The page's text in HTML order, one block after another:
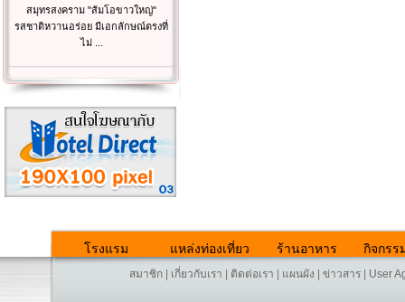
สมุทรสงคราม "ส้มโอขาวใหญ่"
รสชาติหวานอร่อย มีเอกลักษณ์ตรงที่
ไม่ ...
โรงแรม แหล่งท่องเที่ยว ร้านอาหาร กิจกรร
สมาชิก เกี่ยวกับเรา ติดต่อเรา แผนผัง ข่าวสาร User